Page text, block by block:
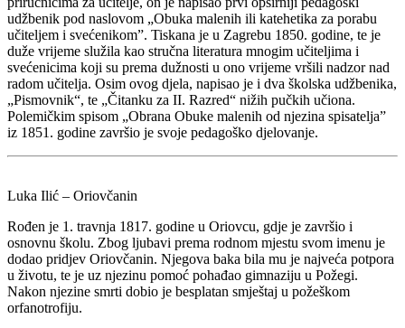
udžbenik pod naslovom „Obuka malenih ili katehetika za porabu
učiteljem i svećenikom”. Tiskana je u Zagrebu 1850. godine, te je
duže vrijeme služila kao stručna literatura mnogim učiteljima i
svećenicima koji su prema dužnosti u ono vrijeme vršili nadzor nad
radom učitelja. Osim ovog djela, napisao je i dva školska udžbenika,
„Pismovnik“, te „Čitanku za II. Razred“ nižih pučkih učiona.
Polemičkim spisom „Obrana Obuke malenih od njezina spisatelja”
iz 1851. godine završio je svoje pedagoško djelovanje.
Luka Ilić – Oriovčanin
Rođen je 1. travnja 1817. godine u Oriovcu, gdje je završio i
osnovnu školu. Zbog ljubavi prema rodnom mjestu svom imenu je
dodao pridjev Oriovčanin. Njegova baka bila mu je najveća potpora
u životu, te je uz njezinu pomoć pohađao gimnaziju u Požegi.
Nakon njezine smrti dobio je besplatan smještaj u požeškom
orfanotrofiju.